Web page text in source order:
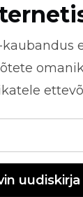
kaubandus
uudiskirja